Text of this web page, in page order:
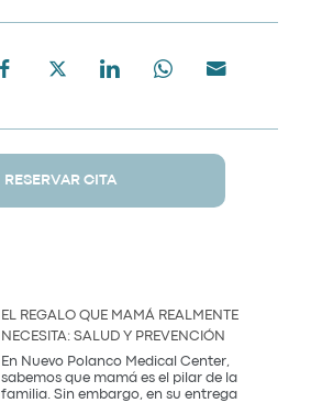
RESERVAR CITA
EL REGALO QUE MAMÁ REALMENTE
NECESITA: SALUD Y PREVENCIÓN
En Nuevo Polanco Medical Center,
sabemos que mamá es el pilar de la
familia. Sin embargo, en su entrega